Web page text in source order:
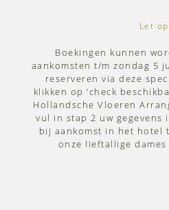
Let op
Boekingen kunnen
aankomsten t/m zondag 5
reserveren via deze
klikken op ‘check
Hollandsche Vloeren
vul in stap 2 uw gegevens
bij aankomst in het hotel
onze lieftallige